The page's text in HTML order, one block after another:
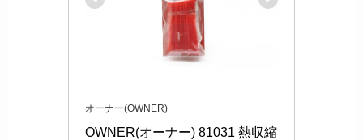
オーナー(OWNER)
OWNER(オーナー) 81031 熱収縮